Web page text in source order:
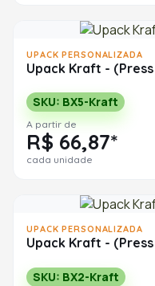
UPACK PERSONALIZADA
Upack Kraft -
SKU: BX5-Kraft
A partir de
R$ 66,87*
cada unidade
UPACK PERSONALIZADA
Upack Kraft -
SKU: BX2-Kraft